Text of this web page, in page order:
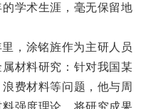
学术生涯，毫无保留地
，涂铭旌作为主研人员
材料研究：针对我国某
费材料等问题，他与周
强度理论，将研究成果